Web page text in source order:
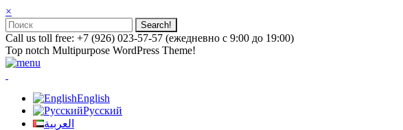
×
Call us toll free: +7 (926) 023-57-57 (ежедневно с 9:00 до 19:00)
Top notch Multipurpose WordPress Theme!
English
Русский
العربية